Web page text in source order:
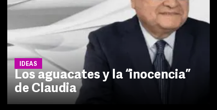
IDEAS
Los aguacates y la “inocencia”
de Claudia